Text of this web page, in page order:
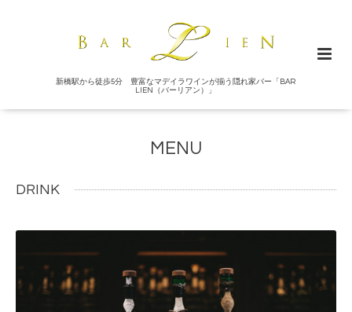
新橋駅から徒歩5分 豊富なマデイラワインが揃う隠れ家バー「BAR
LIEN（バーリアン）」
MENU
DRINK